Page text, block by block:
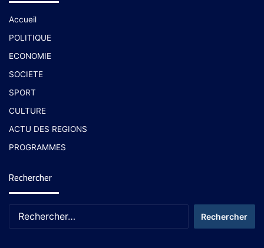
Accueil
POLITIQUE
ECONOMIE
SOCIETE
SPORT
CULTURE
ACTU DES REGIONS
PROGRAMMES
Rechercher